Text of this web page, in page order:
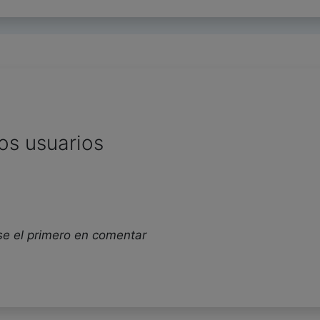
usuarios
el primero en comentar